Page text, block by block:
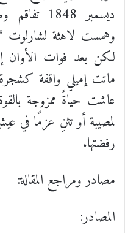
ديسمبر1848 تفاقم
وهمست لاهثة لشارلوت
لكن بعد فوات الأوان
ماتت إميلي واقفة كشجرة
عاشت حياةً ممزوجة
لمصيبةأوتثنِ عزمًا في
رفضتها.
مصادر ومراجع المقالة:
المصادر: